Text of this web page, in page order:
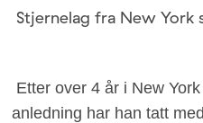
Stjernelag fra New York
Etter over 4 år i New
anledning har han tatt